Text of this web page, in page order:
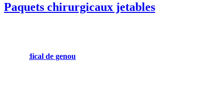
Paquets chirurgicaux jetables
médical de genou